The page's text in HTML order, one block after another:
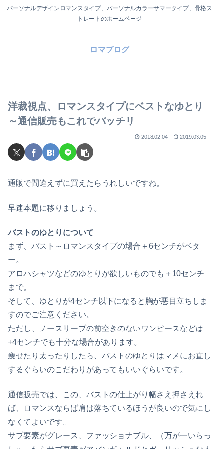
パーソナルデザインロマンスタイプ、パーソナルカラーサマータイプ、骨格ス
トレートのホームページ
ロマブログ
洋裁視点、ロマンスタイプにベストなゆとり
～通信販売もこれでバッチリ
2018.02.04 2019.03.05
通販で間違えずに買えたらうれしいですね。
早速本題に移りましょう。
バストのゆとりについて
まず、バスト～ロマンスタイプの場合＋6センチがベタ
ー。
アロハシャツなどのゆとりが欲しいものでも＋10センチ
まで。
そして、ゆとりが4センチ以下になると胸が悪目立ちしま
すのでご注意ください。
ただし、ノースリーブの前空きのないワンピースなどは
+4センチでも十分な場合があります。
痩せたり太ったりしたら、バストのゆとりはマメにお直し
するぐらいのこだわりがあってもいいぐらいです。
通信販売では、この、バストの仕上がり幅さえ押さえれ
ば、ロマンスならば肩は落ちているほうが良いので気にし
なくてよいです。
サブ要素がグレース、ファッショナブル、（万が一いらっ